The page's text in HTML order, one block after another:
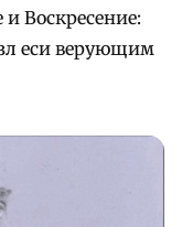
и Воскресение:
еси верующим